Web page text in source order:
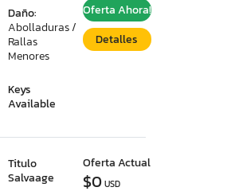
Daño:
Abolladuras /
Rallas
Menores
Keys
Available
Oferta Ahora!
Detalles
Titulo
Salvaage
Oferta Actual
$0USD